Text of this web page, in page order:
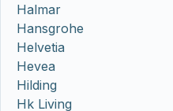
Halmar
Hansgrohe
Helvetia
Hevea
Hilding
Hk Living